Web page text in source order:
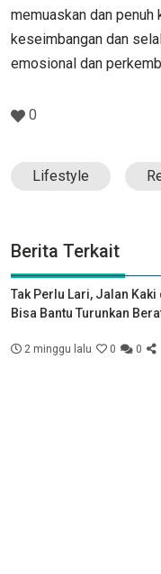
memuaskan dan penuh
keseimbangan dan
emosional dan
0
Lifestyle
Berita Terkait
Tak Perlu Lari, Jalan Kaki
Bisa Bantu Turunkan
2 minggu lalu 0 0